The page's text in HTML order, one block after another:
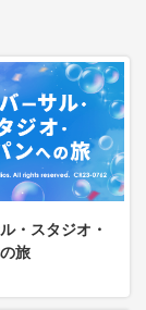
・スタジオ・
旅